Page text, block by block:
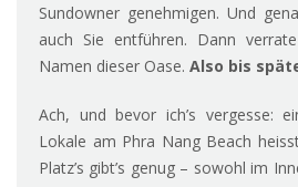
Sundowner genehmigen. Und
auch Sie entführen. Dann
Namen dieser Oase. Also bis
Ach, und bevor ich’s vergesse:
Lokale am Phra Nang Beach
Platz’s gibt’s genug – sowohl im